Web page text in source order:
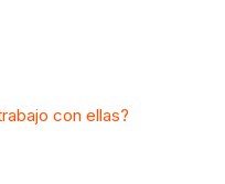
con ellas?